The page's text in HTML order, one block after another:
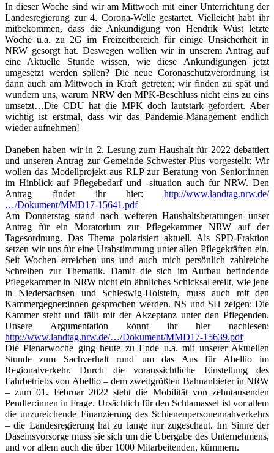
In dieser Woche sind wir am Mittwoch mit einer Unterrichtung der
Landesregierung zur 4. Corona-Welle gestartet. Vielleicht habt ihr
mitbekommen, dass die Ankündigung von Hendrik Wüst letzte
Woche u.a. zu 2G im Freizeitbereich für einige Unsicherheit in
NRW gesorgt hat. Deswegen wollten wir in unserem Antrag auf
eine Aktuelle Stunde wissen, wie diese Ankündigungen jetzt
umgesetzt werden sollen? Die neue Coronaschutzverordnung ist
dann auch am Mittwoch in Kraft getreten; wir finden zu spät und
wundern uns, warum NRW den MPK-Beschluss nicht eins zu eins
umsetzt…Die CDU hat die MPK doch lautstark gefordert. Aber
wichtig ist erstmal, dass wir das Pandemie-Management endlich
wieder aufnehmen!
Daneben haben wir in 2. Lesung zum Haushalt für 2022 debattiert
und unseren Antrag zur Gemeinde-Schwester-Plus vorgestellt: Wir
wollen das Modellprojekt aus RLP zur Beratung von Senior:innen
im Hinblick auf Pflegebedarf und -situation auch für NRW. Den
Antrag findet ihr hier: http://www.landtag.nrw.de/
…/Dokument/MMD17-15641.pdf
Am Donnerstag stand nach weiteren Haushaltsberatungen unser
Antrag für ein Moratorium zur Pflegekammer NRW auf der
Tagesordnung. Das Thema polarisiert aktuell. Als SPD-Fraktion
setzen wir uns für eine Urabstimmung unter allen Pflegekräften ein.
Seit Wochen erreichen uns und auch mich persönlich zahlreiche
Schreiben zur Thematik. Damit die sich im Aufbau befindende
Pflegekammer in NRW nicht ein ähnliches Schicksal ereilt, wie jene
in Niedersachsen und Schleswig-Holstein, muss auch mit den
Kammergegner:innen gesprochen werden. NS und SH zeigen: Die
Kammer steht und fällt mit der Akzeptanz unter den Pflegenden.
Unsere Argumentation könnt ihr hier nachlesen:
http://www.landtag.nrw.de/…/Dokument/MMD17-15639.pdf
Die Plenarwoche ging heute zu Ende u.a. mit unserer Aktuellen
Stunde zum Sachverhalt rund um das Aus für Abellio im
Regionalverkehr. Durch die voraussichtliche Einstellung des
Fahrbetriebs von Abellio – dem zweitgrößten Bahnanbieter in NRW
– zum 01. Februar 2022 steht die Mobilität von zehntausenden
Pendler:innen in Frage. Ursächlich für den Schlamassel ist vor allem
die unzureichende Finanzierung des Schienenpersonennahverkehrs
– die Landesregierung hat zu lange nur zugeschaut. Im Sinne der
Daseinsvorsorge muss sie sich um die Übergabe des Unternehmens,
und vor allem auch die über 1000 Mitarbeitenden, kümmern.